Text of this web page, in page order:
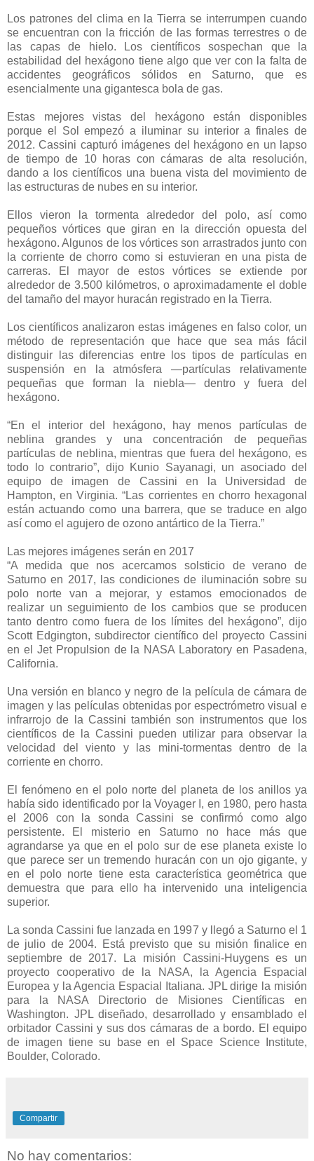
Los patrones del clima en la Tierra se interrumpen cuando
se encuentran con la fricción de las formas terrestres o de
las capas de hielo. Los científicos sospechan que la
estabilidad del hexágono tiene algo que ver con la falta de
accidentes geográficos sólidos en Saturno, que es
esencialmente una gigantesca bola de gas.
Estas mejores vistas del hexágono están disponibles
porque el Sol empezó a iluminar su interior a finales de
2012. Cassini capturó imágenes del hexágono en un lapso
de tiempo de 10 horas con cámaras de alta resolución,
dando a los científicos una buena vista del movimiento de
las estructuras de nubes en su interior.
Ellos vieron la tormenta alrededor del polo, así como
pequeños vórtices que giran en la dirección opuesta del
hexágono. Algunos de los vórtices son arrastrados junto con
la corriente de chorro como si estuvieran en una pista de
carreras. El mayor de estos vórtices se extiende por
alrededor de 3.500 kilómetros, o aproximadamente el doble
del tamaño del mayor huracán registrado en la Tierra.
Los científicos analizaron estas imágenes en falso color, un
método de representación que hace que sea más fácil
distinguir las diferencias entre los tipos de partículas en
suspensión en la atmósfera —partículas relativamente
pequeñas que forman la niebla— dentro y fuera del
hexágono.
“En el interior del hexágono, hay menos partículas de
neblina grandes y una concentración de pequeñas
partículas de neblina, mientras que fuera del hexágono, es
todo lo contrario”, dijo Kunio Sayanagi, un asociado del
equipo de imagen de Cassini en la Universidad de
Hampton, en Virginia. “Las corrientes en chorro hexagonal
están actuando como una barrera, que se traduce en algo
así como el agujero de ozono antártico de la Tierra.”
Las mejores imágenes serán en 2017
“A medida que nos acercamos solsticio de verano de
Saturno en 2017, las condiciones de iluminación sobre su
polo norte van a mejorar, y estamos emocionados de
realizar un seguimiento de los cambios que se producen
tanto dentro como fuera de los límites del hexágono”, dijo
Scott Edgington, subdirector científico del proyecto Cassini
en el Jet Propulsion de la NASA Laboratory en Pasadena,
California.
Una versión en blanco y negro de la película de cámara de
imagen y las películas obtenidas por espectrómetro visual e
infrarrojo de la Cassini también son instrumentos que los
científicos de la Cassini pueden utilizar para observar la
velocidad del viento y las mini-tormentas dentro de la
corriente en chorro.
El fenómeno en el polo norte del planeta de los anillos ya
había sido identificado por la Voyager I, en 1980, pero hasta
el 2006 con la sonda Cassini se confirmó como algo
persistente. El misterio en Saturno no hace más que
agrandarse ya que en el polo sur de ese planeta existe lo
que parece ser un tremendo huracán con un ojo gigante, y
en el polo norte tiene esta característica geométrica que
demuestra que para ello ha intervenido una inteligencia
superior.
La sonda Cassini fue lanzada en 1997 y llegó a Saturno el 1
de julio de 2004. Está previsto que su misión finalice en
septiembre de 2017. La misión Cassini-Huygens es un
proyecto cooperativo de la NASA, la Agencia Espacial
Europea y la Agencia Espacial Italiana. JPL dirige la misión
para la NASA Directorio de Misiones Científicas en
Washington. JPL diseñado, desarrollado y ensamblado el
orbitador Cassini y sus dos cámaras de a bordo. El equipo
de imagen tiene su base en el Space Science Institute,
Boulder, Colorado.
Compartir
No hay comentarios: